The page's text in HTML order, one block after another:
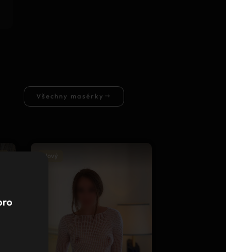
Všechny masérky
Nový